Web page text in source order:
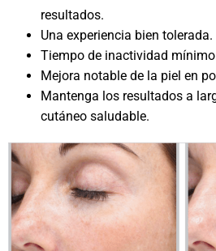
resultados.
Una experiencia bien tolerada.
Tiempo de inactividad
Mejora notable de la piel en
Mantenga los resultados a
cutáneo saludable.